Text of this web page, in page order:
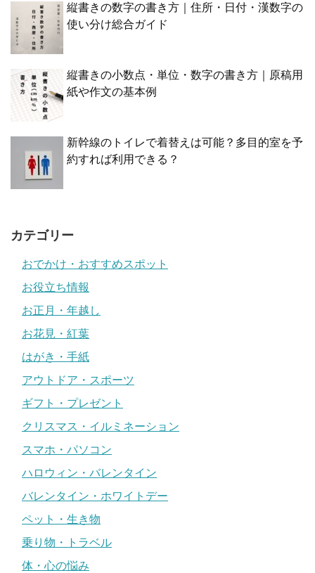
縦書きの数字の書き方｜住所・日付・漢数字の
使い分け総合ガイド
縦書きの小数点・単位・数字の書き方｜原稿用
紙や作文の基本例
新幹線のトイレで着替えは可能？多目的室を予
約すれば利用できる？
カテゴリー
おでかけ・おすすめスポット
お役立ち情報
お正月・年越し
お花見・紅葉
はがき・手紙
アウトドア・スポーツ
ギフト・プレゼント
クリスマス・イルミネーション
スマホ・パソコン
ハロウィン・バレンタイン
バレンタイン・ホワイトデー
ペット・生き物
乗り物・トラベル
体・心の悩み